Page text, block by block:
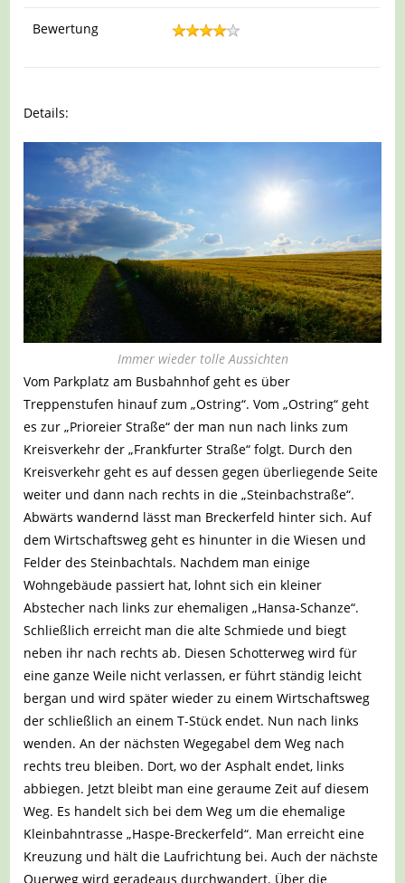
Bewertung
Details:
Immer wieder tolle Aussichten
Vom Parkplatz am Busbahnhof geht es über
Treppenstufen hinauf zum „Ostring“. Vom „Ostring“ geht
es zur „Prioreier Straße“ der man nun nach links zum
Kreisverkehr der „Frankfurter Straße“ folgt. Durch den
Kreisverkehr geht es auf dessen gegen überliegende Seite
weiter und dann nach rechts in die „Steinbachstraße“.
Abwärts wandernd lässt man Breckerfeld hinter sich. Auf
dem Wirtschaftsweg geht es hinunter in die Wiesen und
Felder des Steinbachtals. Nachdem man einige
Wohngebäude passiert hat, lohnt sich ein kleiner
Abstecher nach links zur ehemaligen „Hansa-Schanze“.
Schließlich erreicht man die alte Schmiede und biegt
neben ihr nach rechts ab. Diesen Schotterweg wird für
eine ganze Weile nicht verlassen, er führt ständig leicht
bergan und wird später wieder zu einem Wirtschaftsweg
der schließlich an einem T-Stück endet. Nun nach links
wenden. An der nächsten Wegegabel dem Weg nach
rechts treu bleiben. Dort, wo der Asphalt endet, links
abbiegen. Jetzt bleibt man eine geraume Zeit auf diesem
Weg. Es handelt sich bei dem Weg um die ehemalige
Kleinbahntrasse „Haspe-Breckerfeld“. Man erreicht eine
Kreuzung und hält die Laufrichtung bei. Auch der nächste
Querweg wird geradeaus durchwandert. Über die